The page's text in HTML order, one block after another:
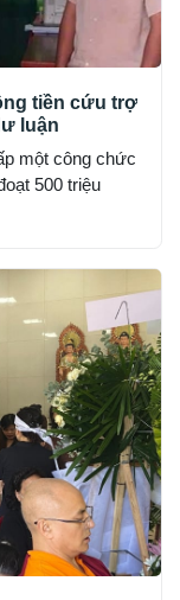
tiền cứu trợ
luận
một công chức
500 triệu